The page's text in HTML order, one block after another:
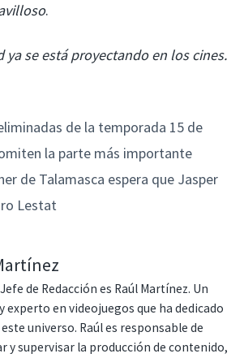
.
ya se está proyectando en los cines.
de la temporada 15 de
la parte más importante
de Talamasca espera que Jasper
Lestat
de Redacción es Raúl Martínez. Un
experto en videojuegos que ha dedicado
este universo. Raúl es responsable de
y supervisar la producción de contenido,